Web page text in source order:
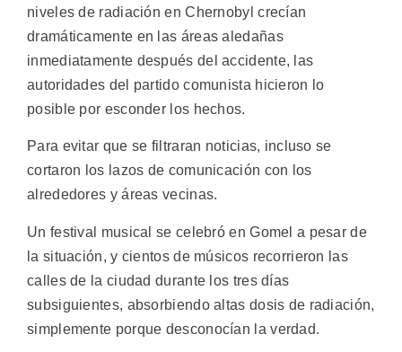
niveles de radiación en Chernobyl crecían
dramáticamente en las áreas aledañas
inmediatamente después del accidente, las
autoridades del partido comunista hicieron lo
posible por esconder los hechos.
Para evitar que se filtraran noticias, incluso se
cortaron los lazos de comunicación con los
alrededores y áreas vecinas.
Un festival musical se celebró en Gomel a pesar de
la situación, y cientos de músicos recorrieron las
calles de la ciudad durante los tres días
subsiguientes, absorbiendo altas dosis de radiación,
simplemente porque desconocían la verdad.